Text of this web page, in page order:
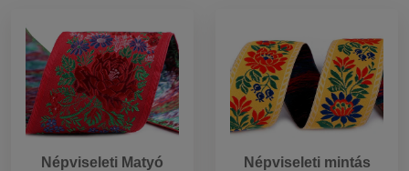
Népviseleti Matyó
Népviseleti mintás